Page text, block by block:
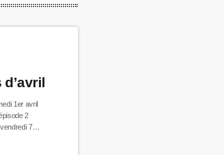
1er avril
2
7
».